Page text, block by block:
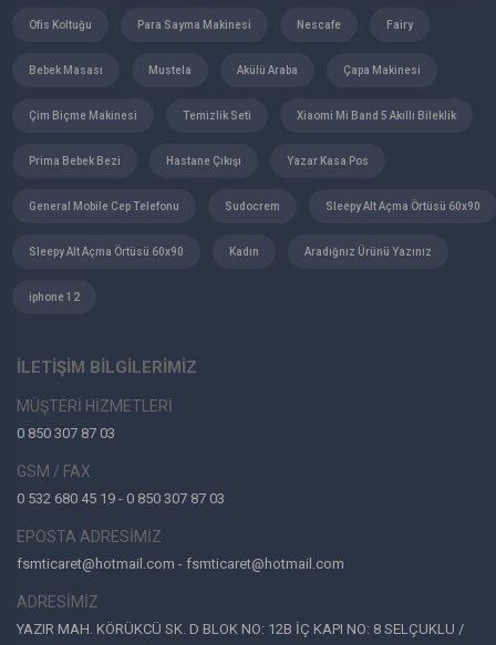
Ofis Koltuğu Para Sayma Makinesi Nescafe Fairy
Bebek Masası Mustela Akülü Araba Çapa Makinesi
Çim Biçme Makinesi Temizlik Seti Xiaomi Mi Band 5 Akıllı Bileklik
Prima Bebek Bezi Hastane Çıkışı Yazar Kasa Pos
General Mobile Cep Telefonu Sudocrem Sleepy Alt Açma Örtüsü 60x90
Sleepy Alt Açma Örtüsü 60x90 Kadın Aradığnız Ürünü Yazınız
iphone 12
İLETİŞİM BİLGİLERİMİZ
MÜŞTERİ HİZMETLERİ
0 850 307 87 03
GSM / FAX
0 532 680 45 19 - 0 850 307 87 03
EPOSTA ADRESİMİZ
fsmticaret@hotmail.com - fsmticaret@hotmail.com
ADRESİMİZ
YAZIR MAH. KÖRÜKCÜ SK. D BLOK NO: 12B İÇ KAPI NO: 8 SELÇUKLU /